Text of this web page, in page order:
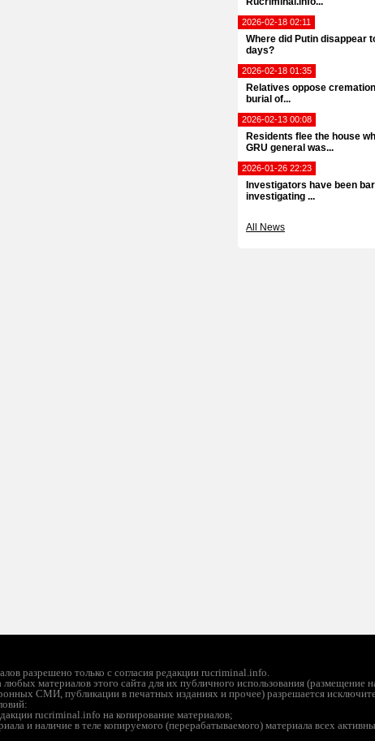
2026-02-18 02:11
Where did Putin disappear
days?
2026-02-18 01:35
Relatives oppose
burial of...
2026-02-13 00:08
Residents flee the house
GRU general was...
2026-01-26 22:23
Investigators have been
investigating ...
All News
разрешено только с согласия редакции rucriminal.info.
материалов этого сайта для их публичного использования (размещение
СМИ, публикации в печатных изданиях и прочее) разрешается
rucriminal.info на копирование материалов;
и наличие в теле копируемого (перерабатываемого) материала всех